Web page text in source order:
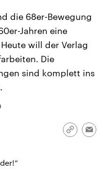
USA
mit großem Einfluss auf
aktuelle Weltgeschehen.
die 68er-Bewegung
Jahren eine
will der Verlag
Die
sind komplett ins
Link